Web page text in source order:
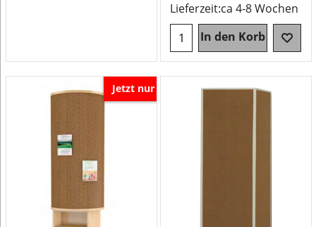
Lieferzeit:ca 4-8 Wochen
In den Korb
Jetzt nur